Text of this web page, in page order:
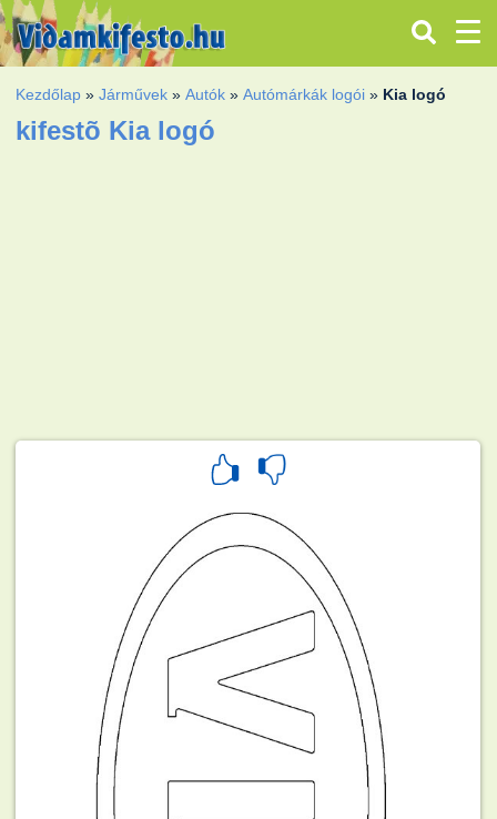
Kezdőlap »Járművek »Autók »Autómárkák logói » Kia logó
kifestõ Kia logó